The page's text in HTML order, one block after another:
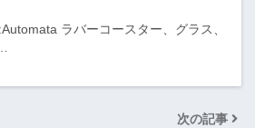
ラバーコースター、グラス、
次の記事